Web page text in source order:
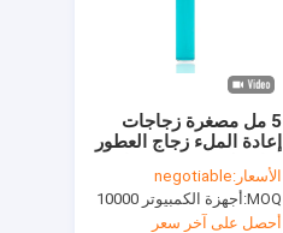
5 مل مصغرة زجاجات
إعادة الملء زجاج العطور
رذاذ على مضخة اختبار
الوردي العطور
الأسعار:negotiable
MOQ: أجهزة الكمبيوتر 10000
أحصل على آخر سعر